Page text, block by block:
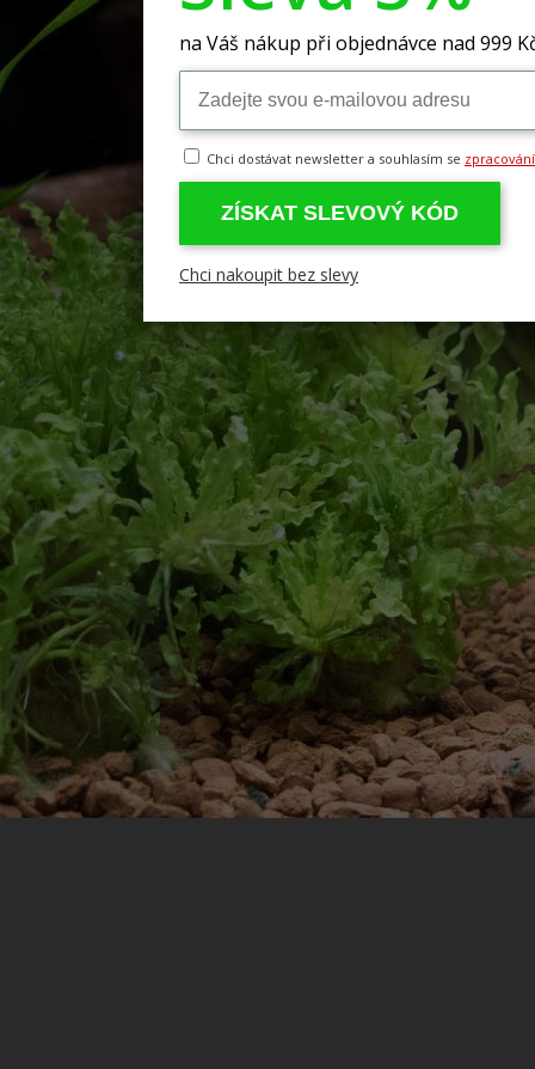
na Váš nákup při objednávce nad 999
Chci dostávat newsletter a souhlasím se
ZÍSKAT SLEVOVÝ KÓD
Chci nakoupit bez slevy